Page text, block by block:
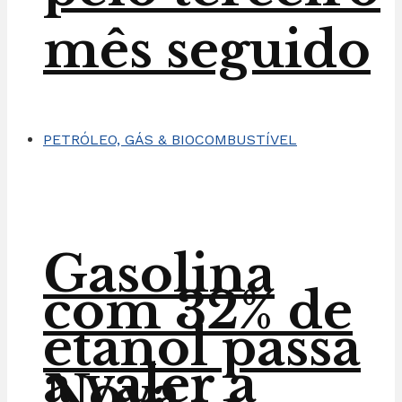
Gasolina
com 32% de
etanol passa
a valer a
mês seguido
PETRÓLEO, GÁS & BIOCOMBUSTÍVEL